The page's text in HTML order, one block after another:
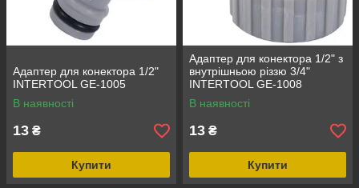
Адаптер для конектора 1/2"
INTERTOOL GE-1005
В наявності
13 ₴
Купити
Адаптер для конектора 1/2" з
внутрішньою різзю 3/4"
INTERTOOL GE-1008
В наявності
13 ₴
Купити